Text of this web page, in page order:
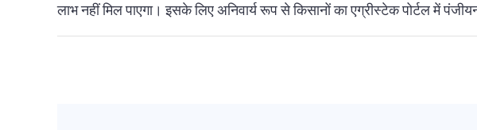
लाभ नहीं मिल पाएगा। इसके लिए अनिवार्य रूप से किसानों का एग्रीस्टेक पोर्टल में